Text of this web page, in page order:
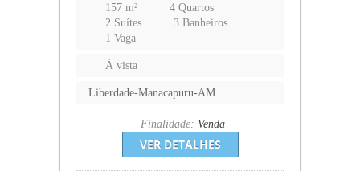
157 m²
4 Quartos
2 Suítes
3 Banheiros
1 Vaga
À vista
Liberdade-Manacapuru-AM
Finalidade: Venda
VER DETALHES